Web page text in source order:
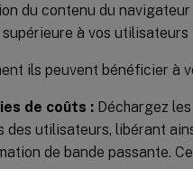
du contenu du
à vos
ils peuvent bénéficier à
de coûts : Déchargez
des utilisateurs, libérant
de bande passante.